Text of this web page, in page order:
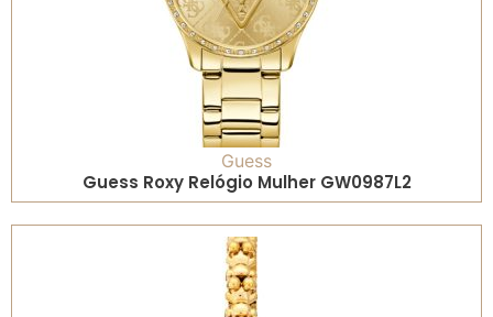
Guess
Guess Roxy Relógio Mulher GW0987L2